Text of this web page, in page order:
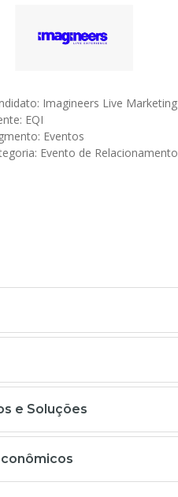
Imagineers Live Marketing
EQI
Eventos
Evento de Relacionamento
e Soluções